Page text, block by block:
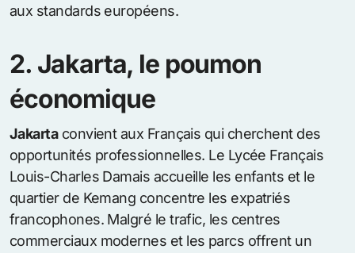
aux standards européens.
2. Jakarta, le poumon
économique
Jakartaconvient aux Français qui cherchent des
opportunités professionnelles. Le Lycée Français
Louis-Charles Damais accueille les enfants et le
quartier de Kemang concentre les expatriés
francophones. Malgré le trafic, les centres
commerciaux modernes et les parcs offrent un